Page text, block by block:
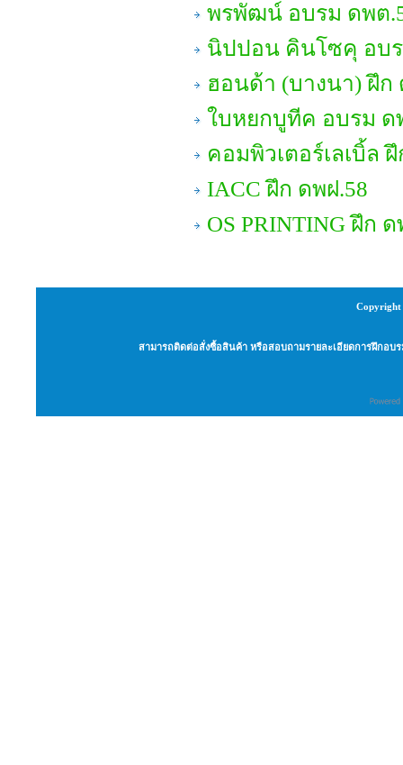
พรพัฒน์ อบรม ดพต
นิปปอน คินโซคุ อบ
ฮอนด้า (บางนา) ฝึก
ใบหยกบูทีค อบรม ด
คอมพิวเตอร์เลเบิ้ล
IACC ฝึก ดพฝ.58
OS PRINTING ฝึก
Copyright
สามารถติดต่อสั่งซื้อสินค้า หรือสอบถามรายละเอียดการฝึกอบ